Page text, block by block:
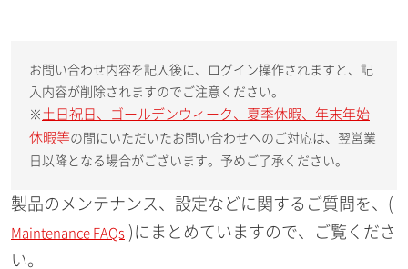
お問い合わせ内容を記入後に、ログイン操作されますと、記
入内容が削除されますのでご注意ください。
※ 土日祝日、ゴールデンウィーク、夏季休暇、年末年始
休暇等の間にいただいたお問い合わせへのご対応は、翌営業
日以降となる場合がございます。予めご了承ください。
製品のメンテナンス、設定などに関するご質問を、(
Maintenance FAQs )にまとめていますので、ご覧くださ
い。